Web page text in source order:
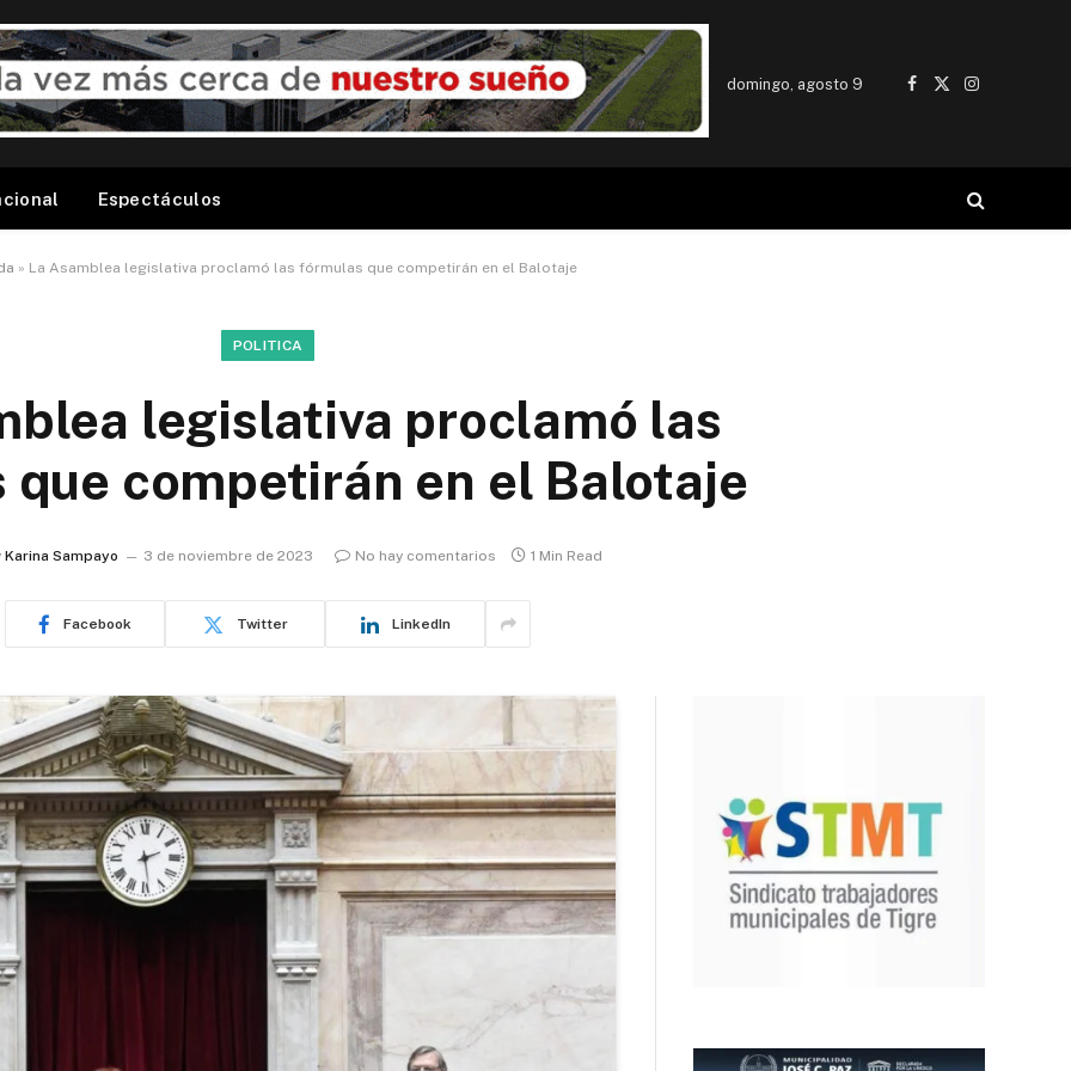
domingo, agosto 9
Facebook
X
Instagram
Espectáculos
» La Asamblea legislativa proclamó las fórmulas que competirán en el Balotaje
POLITICA
legislativa proclamó las
competirán en el Balotaje
Karina Sampayo 3 de noviembre de 2023 No hay comentarios 1 Min Read
Facebook Twitter LinkedIn